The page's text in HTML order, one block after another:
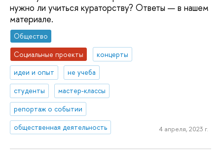
нужно ли учиться кураторству? Ответы — в нашем
материале.
Общество
Социальные проекты
концерты
идеи и опыт
не учеба
студенты
мастер-классы
репортаж о событии
общественная деятельность
4 апреля, 2023 г.